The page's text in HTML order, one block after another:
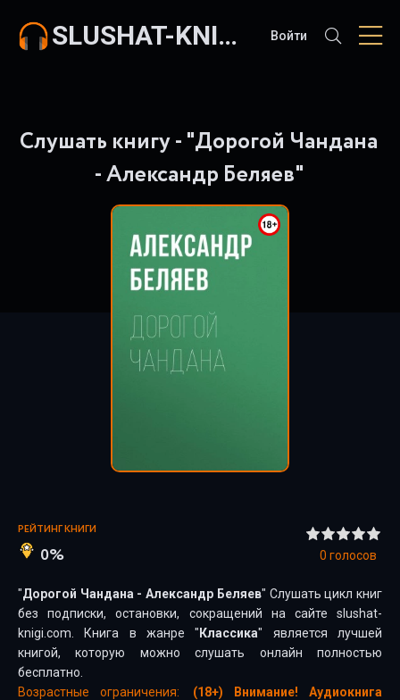
SLUSHAT-KNIGI.COM Войти
Слушать книгу - "Дорогой Чандана
- Александр Беляев"
РЕЙТИНГ КНИГИ
0% 0 голосов
"Дорогой Чандана - Александр Беляев" Слушать цикл книг
без подписки, остановки, сокращений на сайте slushat-
knigi.com. Книга в жанре " Классика" является лучшей
книгой, которую можно слушать онлайн полностью
бесплатно.
Возрастные ограничения:
(18+) Внимание! Аудиокнига